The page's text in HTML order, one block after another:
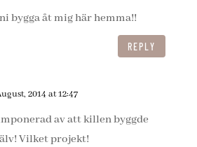
bygga åt mig här hemma!!
REPLY
2014 at 12:47
av att killen byggde
Vilket projekt!